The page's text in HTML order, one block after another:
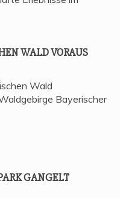
WALD VORAUS
Wald
Bayerischer
GANGELT